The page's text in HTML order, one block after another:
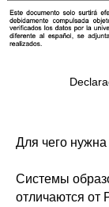
Для чего нужна
Системы
отличаются от